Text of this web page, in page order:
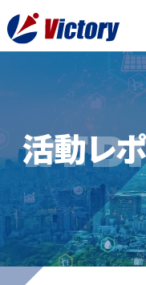
事業紹介
総合解体 / 解体事業
産業廃棄物収集/ 運搬
企業概要
私たちについて
活動レ